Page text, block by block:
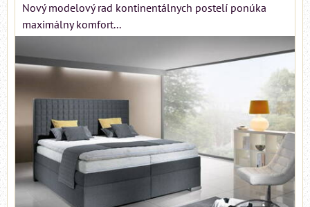
Nový modelový rad kontinentálnych postelí ponúka
maximálny komfort...